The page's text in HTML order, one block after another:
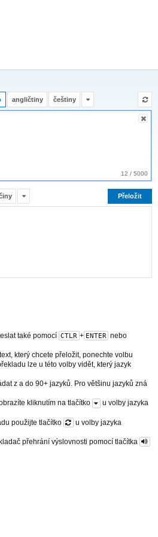
angličtiny češtiny
12 / 5000
Přeložit
také pomocí CTLR + ENTER nebo
který chcete přeložit, ponechte volbu
lze u této volby vidět, který jazyk
z a do 90+ jazyků. Pro většinu jazyků zná
kliknutím na tlačítko
u volby jazyka
použijte tlačítko
u volby jazyka
přehrání výslovnosti pomocí tlačítka